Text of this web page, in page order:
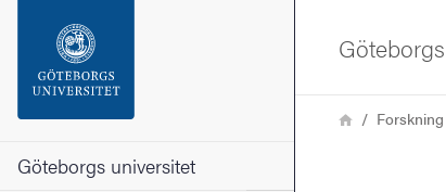
Sidfoten
Göteborgs universitet
LänkstigHemForskning